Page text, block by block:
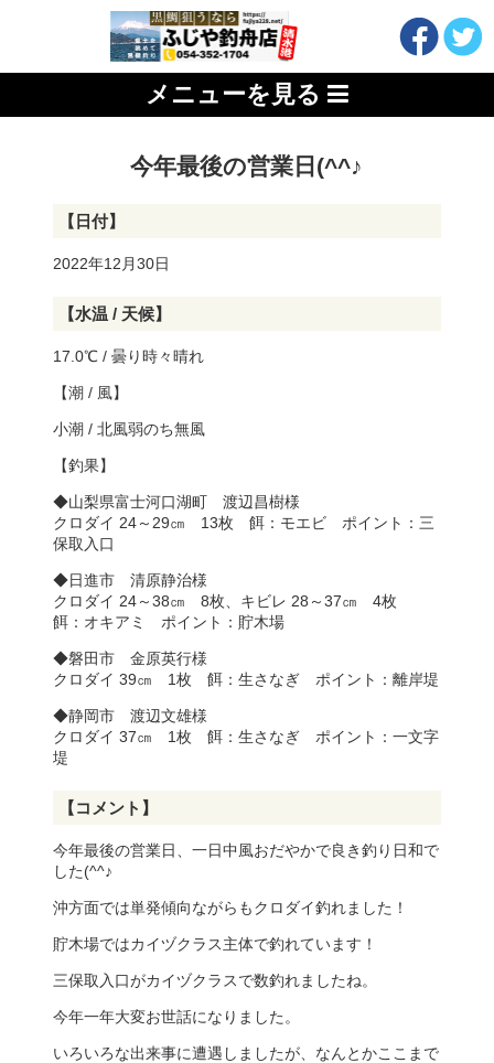
メニューを見る
今年最後の営業日(^^♪
【日付】
2022年12月30日
【水温 / 天候】
17.0℃ / 曇り時々晴れ
【潮 / 風】
小潮 / 北風弱のち無風
【釣果】
◆山梨県富士河口湖町 渡辺昌樹様
クロダイ 24～29㎝ 13枚 餌：モエビ ポイント：三
保取入口
◆日進市 清原静治様
クロダイ 24～38㎝ 8枚、キビレ 28～37㎝ 4枚
餌：オキアミ ポイント：貯木場
◆磐田市 金原英行様
クロダイ 39㎝ 1枚 餌：生さなぎ ポイント：離岸堤
◆静岡市 渡辺文雄様
クロダイ 37㎝ 1枚 餌：生さなぎ ポイント：一文字
堤
【コメント】
今年最後の営業日、一日中風おだやかで良き釣り日和で
した(^^♪
沖方面では単発傾向ながらもクロダイ釣れました！
貯木場ではカイヅクラス主体で釣れています！
三保取入口がカイヅクラスで数釣れましたね。
今年一年大変お世話になりました。
いろいろな出来事に遭遇しましたが、なんとかここまで